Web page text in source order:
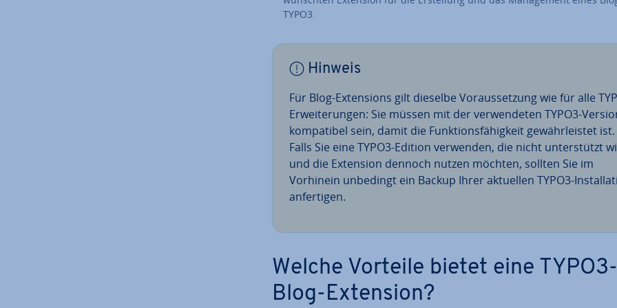
TYPO3.
Hinweis
Für Blog-Ex­ten­si­ons gilt dieselbe Vor­aus­set­zung wie für alle
Er­wei­te­run­gen: Sie müssen mit der ver­wen­de­ten TYPO3-
kom­pa­ti­bel sein, damit die Funk­ti­ons­fä­hig­keit ge­währ­leis­tet ist.
Falls Sie eine TYPO3-Edition verwenden, die nicht un­ter­stützt
und die Extension dennoch nutzen möchten, sollten Sie im
Vorhinein unbedingt ein Backup Ihrer aktuellen TYPO3-
an­fer­ti­gen.
Welche Vorteile bietet eine TYPO3-
Blog-Extension?